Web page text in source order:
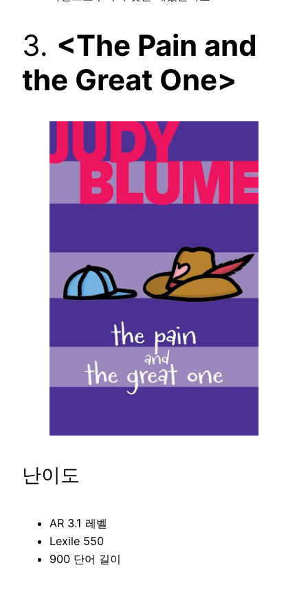
3. <The Pain and
the Great One>
난이도
AR 3.1 레벨
Lexile 550
900 단어 길이